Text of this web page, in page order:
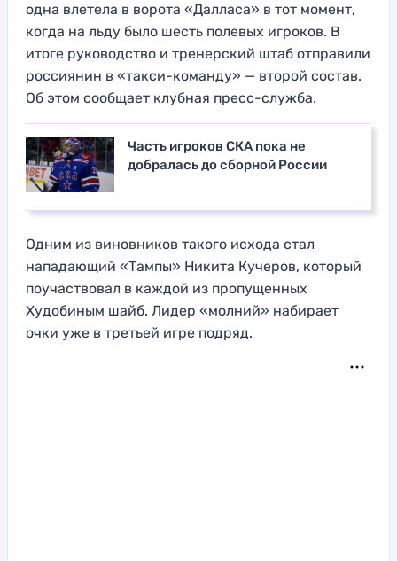
одна влетела в ворота «Далласа» в тот момент,
когда на льду было шесть полевых игроков. В
итоге руководство и тренерский штаб отправили
россиянин в «такси-команду» — второй состав.
Об этом сообщает клубная пресс-служба.
Часть игроков СКА пока не
добралась до сборной России
Одним из виновников такого исхода стал
нападающий «Тампы» Никита Кучеров, который
поучаствовал в каждой из пропущенных
Худобиным шайб. Лидер «молний» набирает
очки уже в третьей игре подряд.